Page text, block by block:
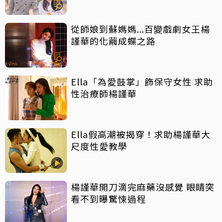
從師娘到蘇媽媽...百變戲劇女王楊
謹華的化繭成蝶之路
Ella「為愛鼓掌」飾保守女性 求助
性治療師楊謹華
Ella假高潮被揭穿！求助楊謹華大
尺度性愛教學
楊謹華開刀滴完麻藥沒感覺 眼睛突
看不到曝驚悚過程